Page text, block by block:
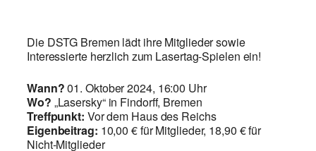
Die DSTG Bremen lädt ihre Mitglieder sowie
Interessierte herzlich zum Lasertag-Spielen ein!
Wann?01. Oktober 2024, 16:00 Uhr
Wo? „Lasersky“ in Findorff, Bremen
Treffpunkt: Vor dem Haus des Reichs
Eigenbeitrag: 10,00 € für Mitglieder, 18,90 € für
Nicht-Mitglieder